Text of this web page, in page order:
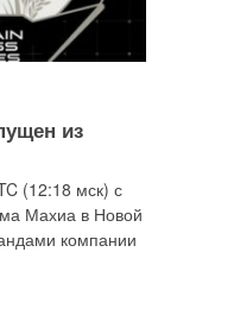
из
(12:18 мск) с
Махиа в Новой
компании